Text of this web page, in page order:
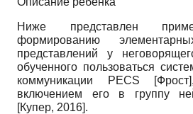
Ниже представлен
формированию
представлений у
обученного пользоваться
коммуникации PECS
[Фрост]
включением его в группу
[Купер, 2016].